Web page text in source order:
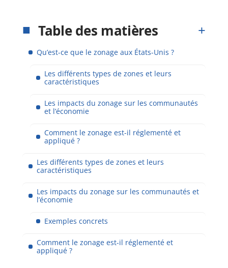
Table des matières
Qu’est-ce que le zonage aux États-Unis ?
Les différents types de zones et leurs
caractéristiques
Les impacts du zonage sur les communautés
et l’économie
Comment le zonage est-il réglementé et
appliqué ?
Les différents types de zones et leurs
caractéristiques
Les impacts du zonage sur les communautés et
l’économie
Exemples concrets
Comment le zonage est-il réglementé et
appliqué ?